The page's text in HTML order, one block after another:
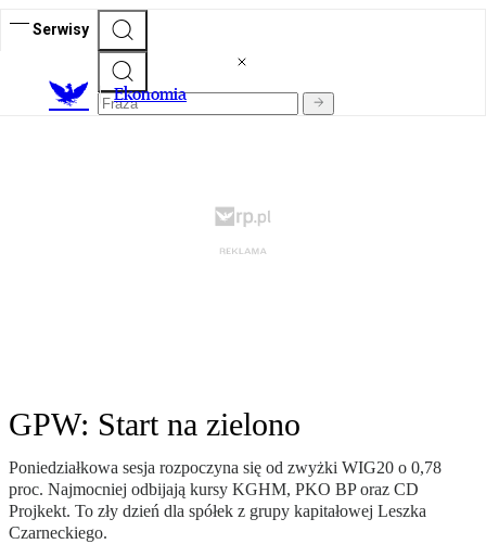
Serwisy
Ekonomia
GPW: Start na zielono
Poniedziałkowa sesja rozpoczyna się od zwyżki WIG20 o 0,78
proc. Najmocniej odbijają kursy KGHM, PKO BP oraz CD
Projkekt. To zły dzień dla spółek z grupy kapitałowej Leszka
Czarneckiego.